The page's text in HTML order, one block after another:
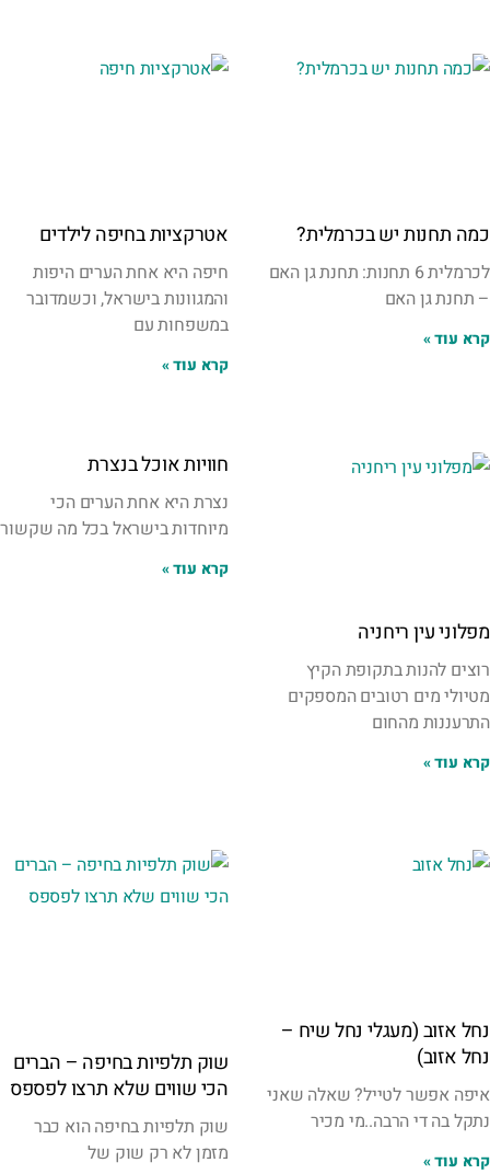
כמה תחנות יש בכרמלית?
לכרמלית 6 תחנות: תחנת גן האם
– תחנת גן האם
קרא עוד »
אטרקציות בחיפה לילדים
חיפה היא אחת הערים היפות
והמגוונות בישראל, וכשמדובר
במשפחות עם
קרא עוד »
מפלוני עין ריחניה
רוצים להנות בתקופת הקיץ
מטיולי מים רטובים המספקים
התרעננות מהחום
קרא עוד »
חוויות אוכל בנצרת
נצרת היא אחת הערים הכי
מיוחדות בישראל בכל מה שקשור
קרא עוד »
נחל אזוב (מעגלי נחל שיח –
נחל אזוב)
איפה אפשר לטייל? שאלה שאני
נתקל בה די הרבה..מי מכיר
קרא עוד »
שוק תלפיות בחיפה – הברים
הכי שווים שלא תרצו לפספס
שוק תלפיות בחיפה הוא כבר
מזמן לא רק שוק של